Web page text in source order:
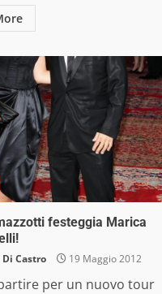
festeggia Marica
Castro 19 Maggio 2012
per un nuovo tour